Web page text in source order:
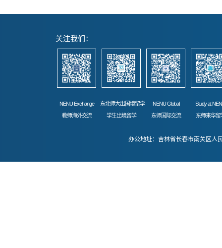
关注我们：
NENU Exchange
教师海外交流
东北师大出国境留学
学生出境留学
NENU Global
东师国际交流
Study at
东师来华留
办公地址：吉林省长春市南关区